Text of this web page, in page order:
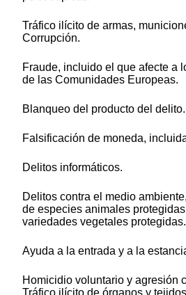
Tráfico ilícito de armas,
Corrupción.
Fraude, incluido el que afecte a
de las Comunidades Europeas.
Blanqueo del producto del delito.
Falsificación de moneda,
Delitos informáticos.
Delitos contra el medio
de especies animales
variedades vegetales protegidas.
Ayuda a la entrada y a la
Homicidio voluntario y agresión